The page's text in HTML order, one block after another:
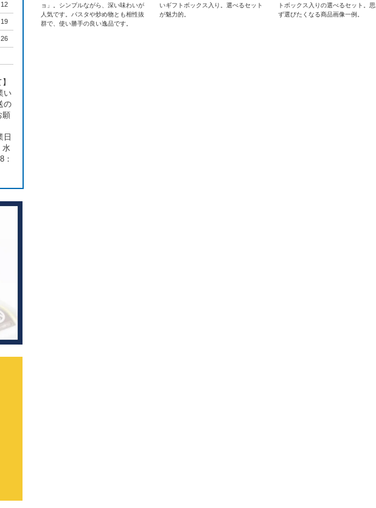
ョ」。シンプルながら、深い味わいが
人気です。パスタや炒め物とも相性抜
群で、使い勝手の良い逸品です。
いギフトボックス入り。選べるセット
が魅力的。
トボックス入りの選べるセット。
ず選びたくなる商品画像一例。
12
19
26
い
の
願
水